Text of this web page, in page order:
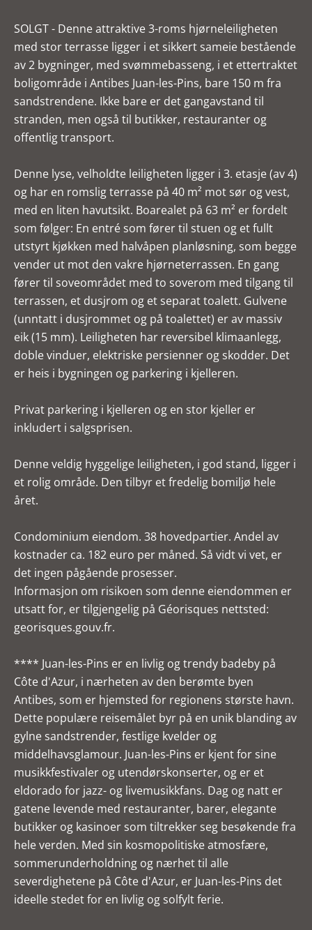
SOLGT - Denne attraktive 3-roms hjørneleiligheten
med stor terrasse ligger i et sikkert sameie bestående
av 2 bygninger, med svømmebasseng, i et ettertraktet
boligområde i Antibes Juan-les-Pins, bare 150 m fra
sandstrendene. Ikke bare er det gangavstand til
stranden, men også til butikker, restauranter og
offentlig transport.
Denne lyse, velholdte leiligheten ligger i 3. etasje (av 4)
og har en romslig terrasse på 40 m² mot sør og vest,
med en liten havutsikt. Boarealet på 63 m² er fordelt
som følger: En entré som fører til stuen og et fullt
utstyrt kjøkken med halvåpen planløsning, som begge
vender ut mot den vakre hjørneterrassen. En gang
fører til soveområdet med to soverom med tilgang til
terrassen, et dusjrom og et separat toalett. Gulvene
(unntatt i dusjrommet og på toalettet) er av massiv
eik (15 mm). Leiligheten har reversibel klimaanlegg,
doble vinduer, elektriske persienner og skodder. Det
er heis i bygningen og parkering i kjelleren.
Privat parkering i kjelleren og en stor kjeller er
inkludert i salgsprisen.
Denne veldig hyggelige leiligheten, i god stand, ligger i
et rolig område. Den tilbyr et fredelig bomiljø hele
året.
Condominium eiendom. 38 hovedpartier. Andel av
kostnader ca. 182 euro per måned. Så vidt vi vet, er
det ingen pågående prosesser.
Informasjon om risikoen som denne eiendommen er
utsatt for, er tilgjengelig på Géorisques nettsted:
georisques.gouv.fr.
**** Juan-les-Pins er en livlig og trendy badeby på
Côte d'Azur, i nærheten av den berømte byen
Antibes, som er hjemsted for regionens største havn.
Dette populære reisemålet byr på en unik blanding av
gylne sandstrender, festlige kvelder og
middelhavsglamour. Juan-les-Pins er kjent for sine
musikkfestivaler og utendørskonserter, og er et
eldorado for jazz- og livemusikkfans. Dag og natt er
gatene levende med restauranter, barer, elegante
butikker og kasinoer som tiltrekker seg besøkende fra
hele verden. Med sin kosmopolitiske atmosfære,
sommerunderholdning og nærhet til alle
severdighetene på Côte d'Azur, er Juan-les-Pins det
ideelle stedet for en livlig og solfylt ferie.